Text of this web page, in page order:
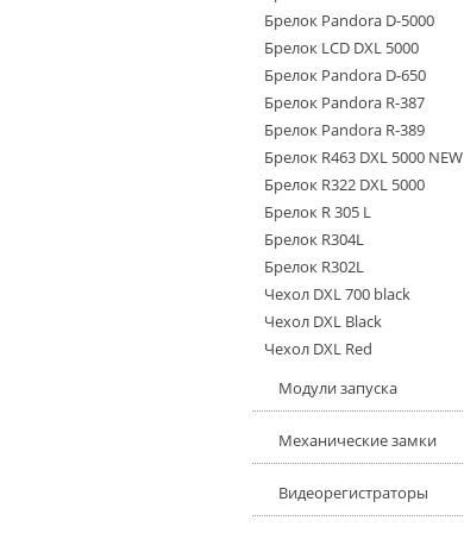
Брелок Pandora D-5000
Брелок LCD DXL 5000
Брелок Pandora D-650
Брелок Pandora R-387
Брелок Pandora R-389
Брелок R463 DXL 5000 NEW
Брелок R322 DXL 5000
Брелок R 305 L
Брелок R304L
Брелок R302L
Чехол DXL 700 black
Чехол DXL Black
Чехол DXL Red
Модули запуска
Механические замки
Видеорегистраторы